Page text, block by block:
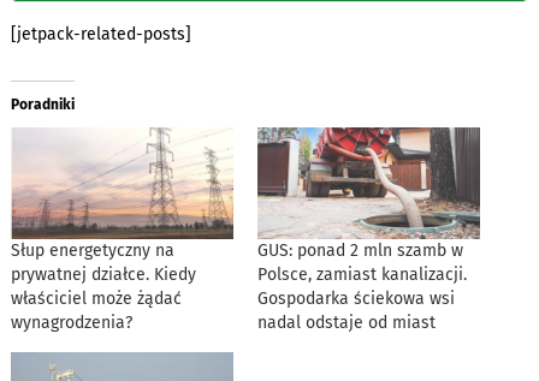
[jetpack-related-posts]
Poradniki
Słup energetyczny na
prywatnej działce. Kiedy
właściciel może żądać
wynagrodzenia?
GUS: ponad 2 mln szamb w
Polsce, zamiast kanalizacji.
Gospodarka ściekowa wsi
nadal odstaje od miast